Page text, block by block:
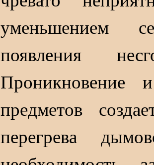
уменьшением
появления
Проникновение
предметов
перегрева